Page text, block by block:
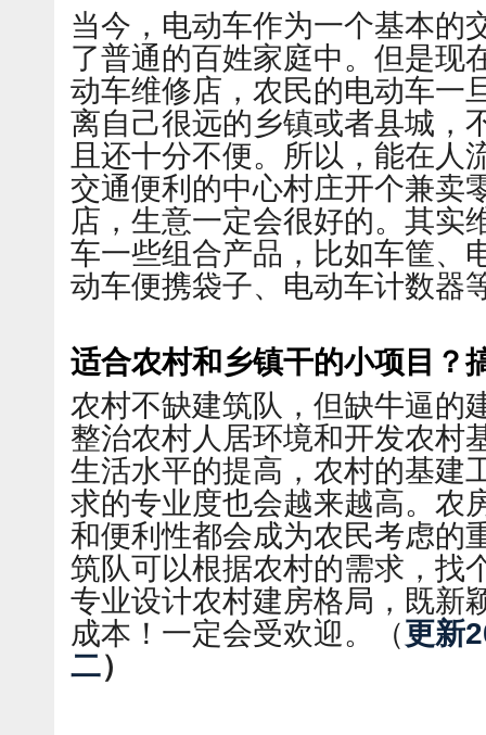
当今，电动车作为一个基本的
了普通的百姓家庭中。但是现
动车维修店，农民的电动车一
离自己很远的乡镇或者县城，
且还十分不便。所以，能在人
交通便利的中心村庄开个兼卖
店，生意一定会很好的。其实
车一些组合产品，比如车筐、
动车便携袋子、电动车计数器
适合农村和乡镇干的小项目？
农村不缺建筑队，但缺牛逼的
整治农村人居环境和开发农村
生活水平的提高，农村的基建
求的专业度也会越来越高。农
和便利性都会成为农民考虑的
筑队可以根据农村的需求，找
专业设计农村建房格局，既新
成本！一定会受欢迎。（更新
二）